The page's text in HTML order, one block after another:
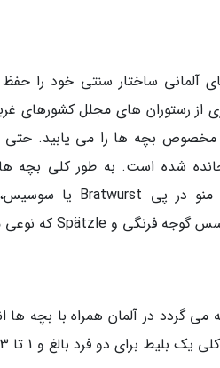
آلمانی ساختار سنتی خود را
از رستوران های مجلل کشورهای
مخصوص بچه ها را می یابید. حتی
شده است. به طور کلی بچه
می گردد در آلمان همراه با بچه